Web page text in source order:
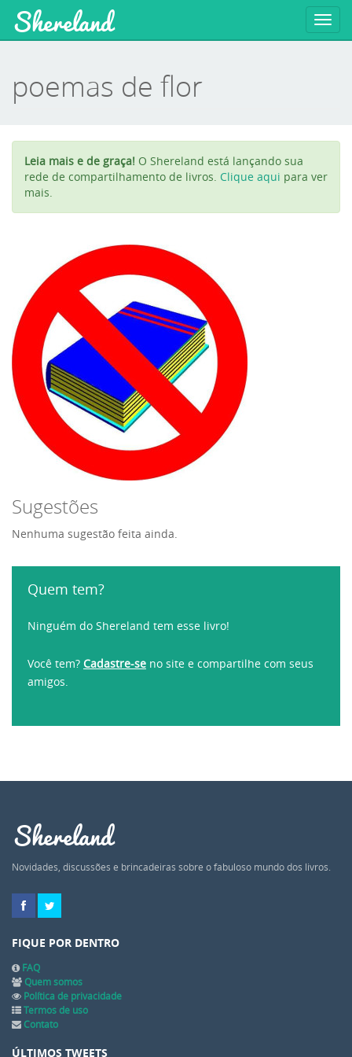
Shereland
poemas de flor
Leia mais e de graça! O Shereland está lançando sua
rede de compartilhamento de livros. Clique aqui para ver
mais.
Sugestões
Nenhuma sugestão feita ainda.
Quem tem?
Ninguém do Shereland tem esse livro!
Você tem? Cadastre-se no site e compartilhe com seus
amigos.
Shereland
Novidades, discussões e brincadeiras sobre o fabuloso mundo dos livros.
FIQUE POR DENTRO
FAQ
Quem somos
Política de privacidade
Termos de uso
Contato
ÚLTIMOS TWEETS